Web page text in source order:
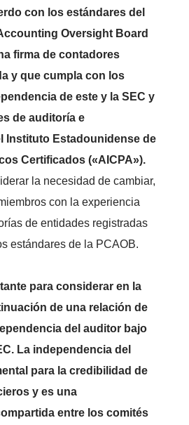
con los estándares del
Oversight Board
firma de contadores
y que cumpla con los
de este y la SEC y
de auditoría e
Instituto Estadounidense de
Certificados («AICPA»).
la necesidad de cambiar,
con la experiencia
de entidades registradas
estándares de la PCAOB.
para considerar en la
de una relación de
del auditor bajo
La independencia del
para la credibilidad de
y es una
entre los comités